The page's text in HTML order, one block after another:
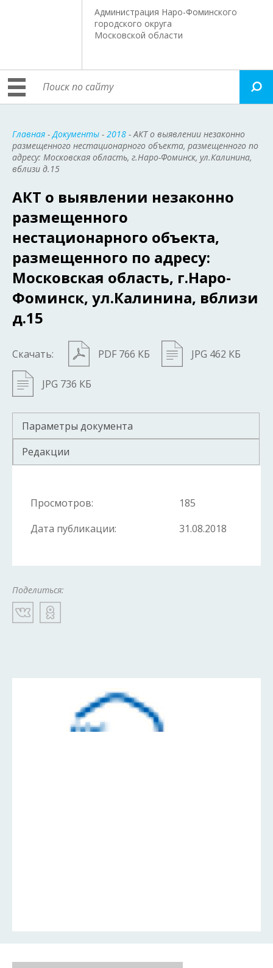
Администрация Наро-Фоминского
городского округа
Московской области
Главная -Документы - 2018 - АКТ о выявлении незаконно
размещенного нестационарного объекта, размещенного по
адресу: Московская область, г.Наро-Фоминск, ул.Калинина,
вблизи д.15
АКТ о выявлении незаконно
размещенного
нестационарного объекта,
размещенного по адресу:
Московская область, г.Наро-
Фоминск, ул.Калинина, вблизи
д.15
Скачать: PDF 766 КБ JPG 462 КБ
JPG 736 КБ
Параметры документа
Редакции
Просмотров:
185
Дата публикации:
31.08.2018
Поделиться: